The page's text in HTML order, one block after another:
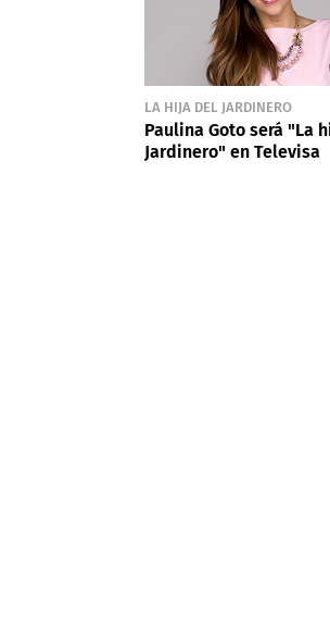
LA HIJA DEL JARDINERO
Paulina Goto será "La
Jardinero" en Televisa